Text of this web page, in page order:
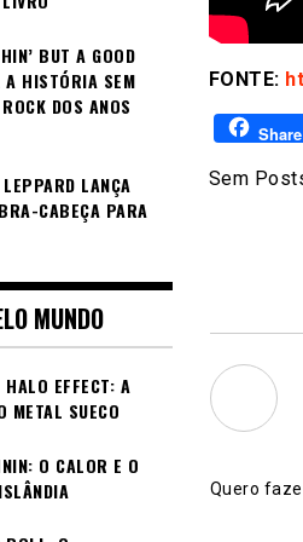
FONTE:
Share
Sem
Quero
BUT A GOOD
A HISTÓRIA SEM
DOS ANOS
LEPPARD LANÇA
CABEÇA PARA
MUNDO
HALO EFFECT: A
METAL SUECO
O CALOR E O